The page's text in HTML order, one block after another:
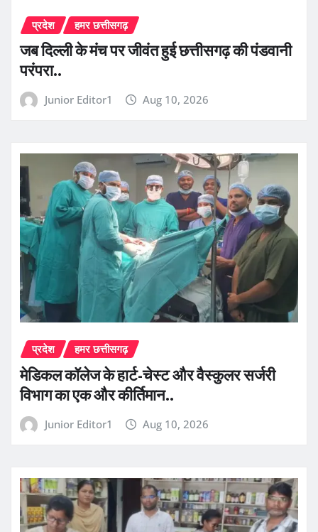
प्रदेश हमर छत्तीसगढ़
जब दिल्ली के मंच पर जीवंत हुई छत्तीसगढ़ की पंडवानी
परंपरा..
Junior Editor1 Aug 10, 2026
प्रदेश हमर छत्तीसगढ़
​मेडिकल कॉलेज के हार्ट-चेस्ट और वैस्कुलर सर्जरी
विभाग का एक और कीर्तिमान..
Junior Editor1 Aug 10, 2026